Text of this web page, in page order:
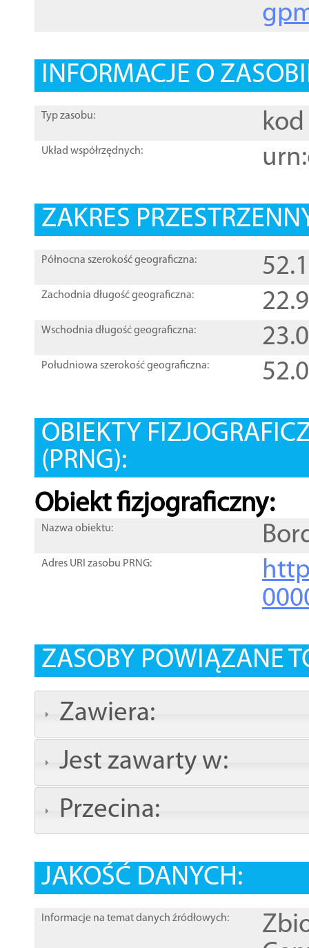
INFORMACJE O
Typ zasobu: kod
Układ współrzędnych:
ZAKRES
Północna szerokość geograficzna:
Zachodnia długość geograficzna:
Wschodnia długość geograficzna:
Południowa szerokość geograficzna:
OBIEKTY
(PRNG):
Obiekt fizjograficzny:
Nazwa obiektu:
Adres URI zasobu PRNG:
ZASOBY POWIĄZANE
Zawiera:
Jest zawarty w:
Przecina:
JAKOŚĆ DANYCH:
Informacje na temat danych źródłowych: